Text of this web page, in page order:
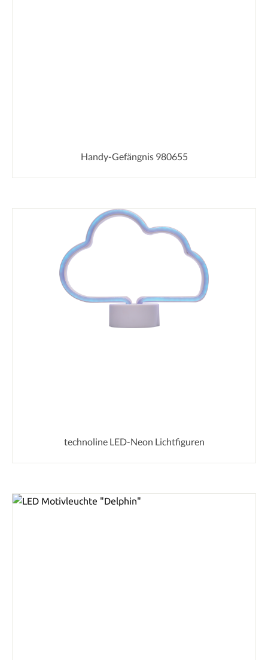
Handy-Gefängnis 980655
technoline LED-Neon Lichtfiguren